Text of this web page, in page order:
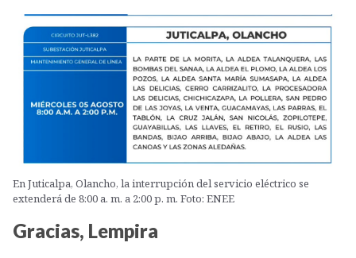
En Juticalpa, Olancho, la interrupción del servicio eléctrico se
extenderá de 8:00 a. m. a 2:00 p. m. Foto: ENEE
Gracias, Lempira